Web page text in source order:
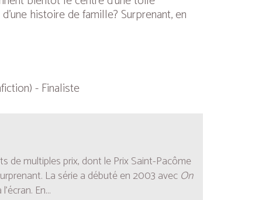
histoire de famille? Surprenant, en
- Finaliste
de multiples prix, dont le Prix Saint-Pacôme
La série a débuté en 2003 avecOn
En...